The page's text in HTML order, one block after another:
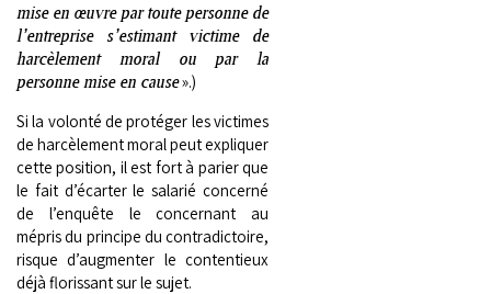
mise en œuvre par toute personne de
l’entreprise s’estimant victime de
harcèlement moral ou par la
personne mise en cause».)
Si la volonté de protéger les victimes
de harcèlement moral peut expliquer
cette position, il est fort à parier que
le fait d’écarter le salarié concerné
de l’enquête le concernant au
mépris du principe du contradictoire,
risque d’augmenter le contentieux
déjà florissant sur le sujet.